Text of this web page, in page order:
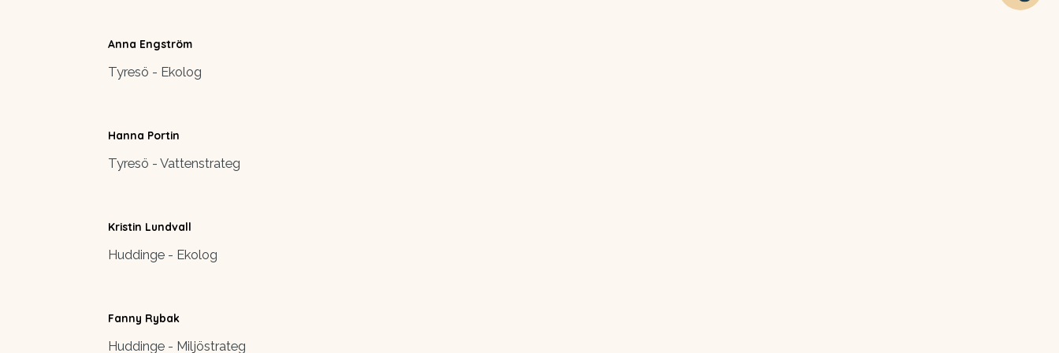
Anna Engström
Tyresö - Ekolog
Hanna Portin
Tyresö - Vattenstrateg
Kristin Lundvall
Huddinge - Ekolog
Fanny Rybak
Huddinge - Miljöstrateg